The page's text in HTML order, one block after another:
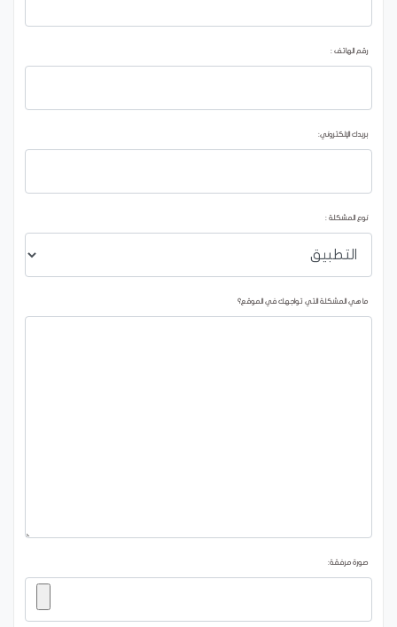
رقم الهاتف :
بريدك الإلكتروني:
نوع المشكلة :
ما هي المشكلة التي تواجهك في الموقع؟
صورة مرفقة: